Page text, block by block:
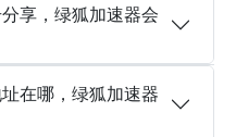
享，绿狐加速器会
在哪，绿狐加速器